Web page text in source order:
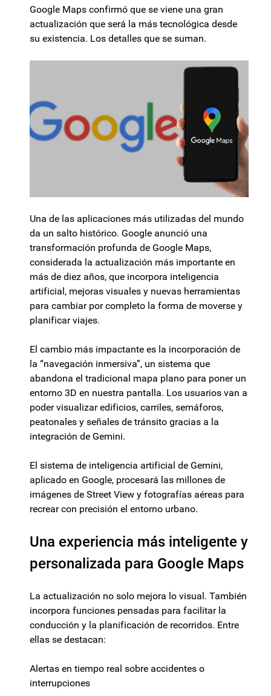
Google Maps confirmó que se viene una gran
actualización que será la más tecnológica desde
su existencia. Los detalles que se suman.
Una de las aplicaciones más utilizadas del mundo
da un salto histórico. Google anunció una
transformación profunda de Google Maps,
considerada la actualización más importante en
más de diez años, que incorpora inteligencia
artificial, mejoras visuales y nuevas herramientas
para cambiar por completo la forma de moverse y
planificar viajes.
El cambio más impactante es la incorporación de
la “navegación inmersiva”, un sistema que
abandona el tradicional mapa plano para poner un
entorno 3D en nuestra pantalla. Los usuarios van a
poder visualizar edificios, carriles, semáforos,
peatonales y señales de tránsito gracias a la
integración de Gemini.
El sistema de inteligencia artificial de Gemini,
aplicado en Google, procesará las millones de
imágenes de Street View y fotografías aéreas para
recrear con precisión el entorno urbano.
Una experiencia más inteligente y
personalizada para Google Maps
La actualización no solo mejora lo visual. También
incorpora funciones pensadas para facilitar la
conducción y la planificación de recorridos. Entre
ellas se destacan:
Alertas en tiempo real sobre accidentes o
interrupciones